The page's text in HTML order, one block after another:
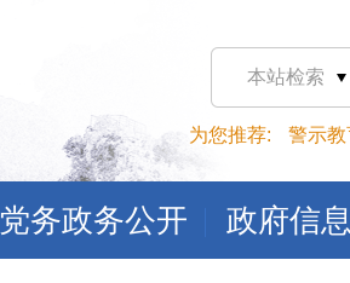
本站检索
为您推荐: 警示教
党务政务公开 政府信